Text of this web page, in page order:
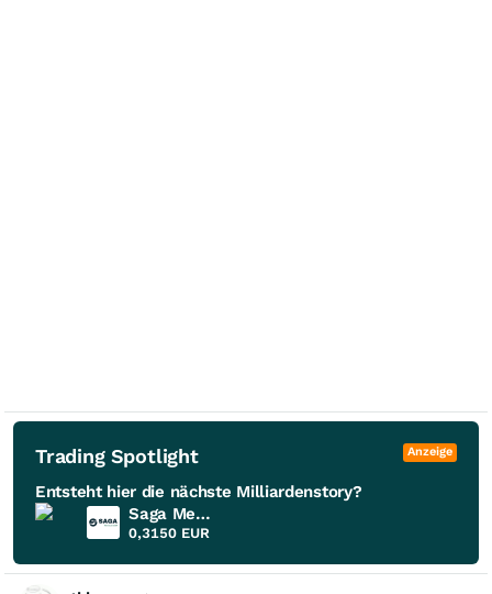
Trading Spotlight Anzeige
Entsteht hier die nächste Milliardenstory?
Saga Metals
0,3150 EUR